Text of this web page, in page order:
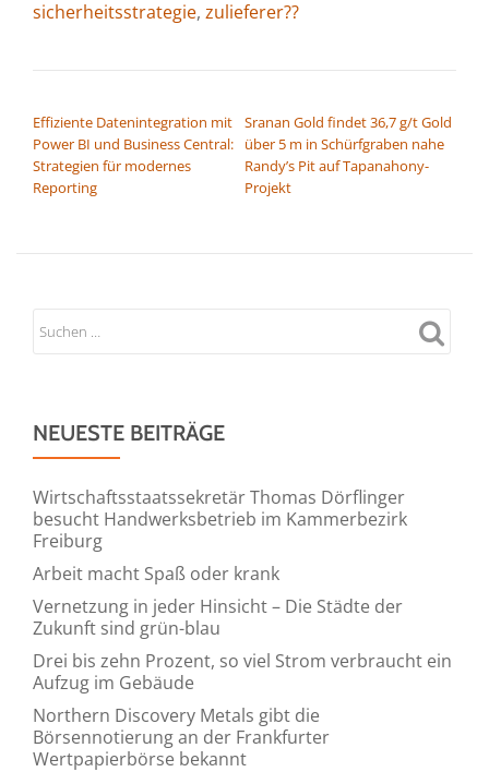
sicherheitsstrategie, zulieferer??
Effiziente Datenintegration mit
Power BI und Business Central:
Strategien für modernes
Reporting
Sranan Gold findet 36,7 g/t Gold
über 5 m in Schürfgraben nahe
Randy’s Pit auf Tapanahony-
Projekt
NEUESTE BEITRÄGE
Wirtschaftsstaatssekretär Thomas Dörflinger
besucht Handwerksbetrieb im Kammerbezirk
Freiburg
Arbeit macht Spaß oder krank
Vernetzung in jeder Hinsicht – Die Städte der
Zukunft sind grün-blau
Drei bis zehn Prozent, so viel Strom verbraucht ein
Aufzug im Gebäude
Northern Discovery Metals gibt die
Börsennotierung an der Frankfurter
Wertpapierbörse bekannt